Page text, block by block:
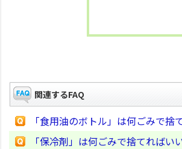
関連するFAQ
「食用油のボトル」は何ごみで捨
「保冷剤」は何ごみで捨てればい